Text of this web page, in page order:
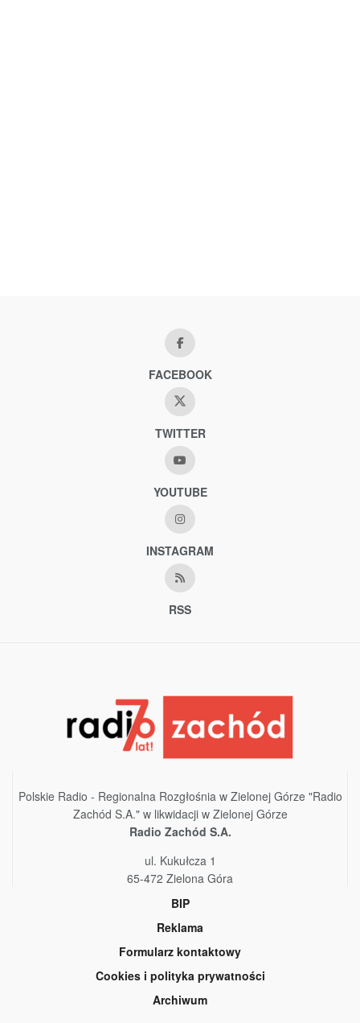
FACEBOOK
TWITTER
YOUTUBE
INSTAGRAM
RSS
Polskie Radio - Regionalna Rozgłośnia w Zielonej Górze "Radio
Zachód S.A." w likwidacji w Zielonej Górze
Radio Zachód S.A.
ul. Kukułcza 1
65-472 Zielona Góra
BIP
Reklama
Formularz kontaktowy
Cookies i polityka prywatności
Archiwum